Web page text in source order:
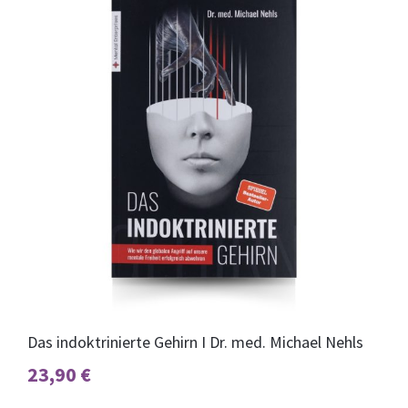
Das indoktrinierte Gehirn I Dr. med. Michael Nehls
23,90 €